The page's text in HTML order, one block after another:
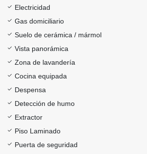
Electricidad
Gas domiciliario
Suelo de cerámica / mármol
Vista panorámica
Zona de lavandería
Cocina equipada
Despensa
Detección de humo
Extractor
Piso Laminado
Puerta de seguridad